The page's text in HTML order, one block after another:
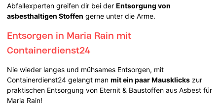
Abfallexperten greifen dir bei derEntsorgung von
asbesthaltigen Stoffen gerne unter die Arme.
Entsorgen in Maria Rain mit
Containerdienst24
Nie wieder langes und mühsames Entsorgen, mit
Containerdienst24 gelangt manmit ein paar Mausklicks zur
praktischen Entsorgung von Eternit & Baustoffen aus Asbest für
Maria Rain!